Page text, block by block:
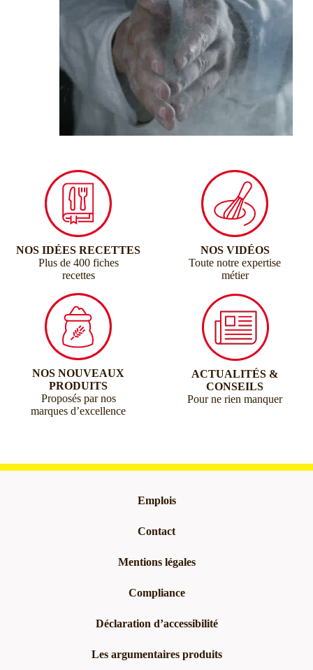
NOS IDÉES RECETTES
Plus de 400 fiches
recettes
NOS VIDÉOS
Toute notre expertise
métier
NOS NOUVEAUX
PRODUITS
Proposés par nos
marques d’excellence
ACTUALITÉS &
CONSEILS
Pour ne rien manquer
Emplois
Contact
Mentions légales
Compliance
Déclaration d’accessibilité
Les argumentaires produits